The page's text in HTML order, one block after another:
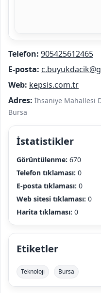
Telefon: 905425612465
E-posta:
Web: kepsis.com.tr
Adres: İhsaniye Mahallesi
Bursa
İstatistikler
Görüntülenme: 670
Telefon tıklaması: 0
E-posta tıklaması: 0
Web sitesi tıklaması: 0
Harita tıklaması: 0
Etiketler
Teknoloji Bursa